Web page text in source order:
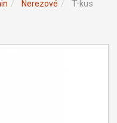
/ Nerezové /
T-kus